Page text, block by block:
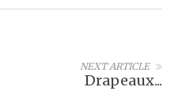
NEXT ARTICLE
Drapeaux...